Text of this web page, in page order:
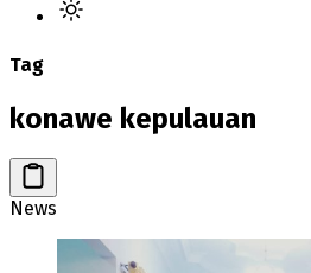
Tag
konawe kepulauan
News